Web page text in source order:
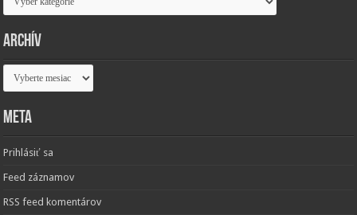
Archív
Archív
Meta
Prihlásiť sa
Feed záznamov
RSS feed komentárov